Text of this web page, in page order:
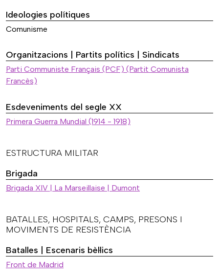
Ideologies polítiques
Comunisme
Organitzacions | Partits polítics | Sindicats
Parti Communiste Français (PCF) (Partit Comunista
Francès)
Esdeveniments del segle XX
Primera Guerra Mundial (1914 - 1918)
ESTRUCTURA MILITAR
Brigada
Brigada XIV | La Marseillaise | Dumont
BATALLES, HOSPITALS, CAMPS, PRESONS I
MOVIMENTS DE RESISTÈNCIA
Batalles | Escenaris bèl·lics
Front de Madrid